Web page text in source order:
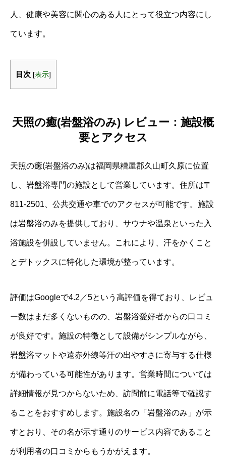
人、健康や美容に関心のある人にとって役立つ内容にし
ています。
目次 [表示]
天照の癒(岩盤浴のみ) レビュー：施設概
要とアクセス
天照の癒(岩盤浴のみ)は福岡県糟屋郡久山町久原に位置
し、岩盤浴専門の施設として営業しています。住所は〒
811-2501、公共交通や車でのアクセスが可能です。施設
は岩盤浴のみを提供しており、サウナや温泉といった入
浴施設を併設していません。これにより、汗をかくこと
とデトックスに特化した環境が整っています。
評価はGoogleで4.2／5という高評価を得ており、レビュ
ー数はまだ多くないものの、岩盤浴愛好者からの口コミ
が良好です。施設の特徴として設備がシンプルながら、
岩盤浴マットや遠赤外線等汗の出やすさに寄与する仕様
が備わっている可能性があります。営業時間については
詳細情報が見つからないため、訪問前に電話等で確認す
ることをおすすめします。施設名の「岩盤浴のみ」が示
すとおり、その名が示す通りのサービス内容であること
が利用者の口コミからもうかがえます。